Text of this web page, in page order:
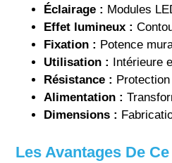
Éclairage : Modules
Effet lumineux :
Fixation : Potence
Utilisation :
Intérieure
Résistance :
Alimentation :
Dimensions :
Les Avantages De